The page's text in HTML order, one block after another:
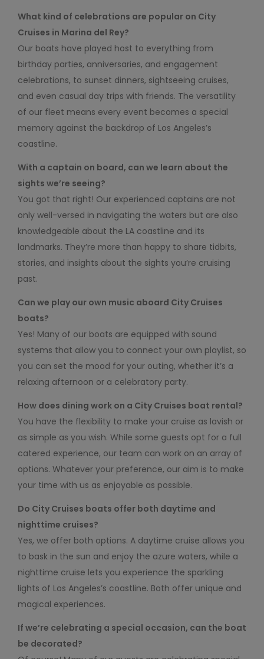
What kind of celebrations are popular on City
Cruises in Marina del Rey?
Our boats have played host to everything from
birthday parties, anniversaries, and engagement
celebrations, to sunset dinners, sightseeing cruises,
and even casual day trips with friends. The versatility
of our fleet means every event becomes a special
memory against the backdrop of Los Angeles’s
coastline.
With a captain on board, can we learn about the
sights we’re seeing?
You got that right! Our experienced captains are not
only well-versed in navigating the waters but are also
knowledgeable about the LA coastline and its
landmarks. They’re more than happy to share tidbits,
stories, and insights about the sights you’re cruising
past.
Can we play our own music aboard City Cruises
boats?
Yes! Many of our boats are equipped with sound
systems that allow you to connect your own playlist, so
you can set the mood for your outing, whether it’s a
relaxing afternoon or a celebratory party.
How does dining work on a City Cruises boat rental?
You have the flexibility to make your cruise as lavish or
as simple as you wish. While some guests opt for a full
catered experience, our team can work on an array of
options. Whatever your preference, our aim is to make
your time with us as enjoyable as possible.
Do City Cruises boats offer both daytime and
nighttime cruises?
Yes, we offer both options. A daytime cruise allows you
to bask in the sun and enjoy the azure waters, while a
nighttime cruise lets you experience the sparkling
lights of Los Angeles’s coastline. Both offer unique and
magical experiences.
If we’re celebrating a special occasion, can the boat
be decorated?